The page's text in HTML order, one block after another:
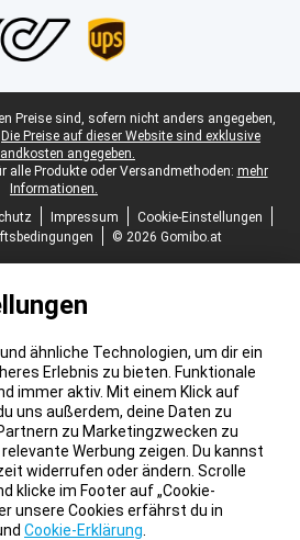
Preise sind, sofern nicht anders angegeben,
Die Preise auf dieser Website sind exklusive
angegeben.
alle Produkte oder Versandmethoden: mehr
Informationen.
Impressum
Cookie-Einstellungen
© 2026 Gomibo.at
ähnliche Technologien, um dir ein
Erlebnis zu bieten. Funktionale
immer aktiv. Mit einem Klick auf
uns außerdem, deine Daten zu
zu Marketingzwecken zu
Werbung zeigen. Du kannst
widerrufen oder ändern. Scrolle
klicke im Footer auf „Cookie-
unsere Cookies erfährst du in
Cookie-Erklärung